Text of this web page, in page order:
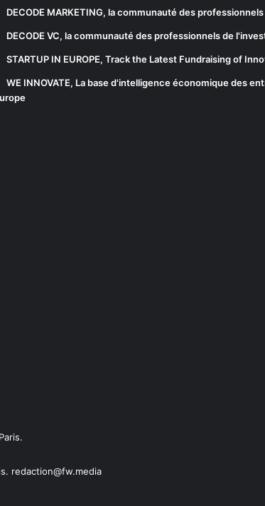
DECODE MARKETING, la communauté des
DECODE VC, la communauté des professionnels de
STARTUP IN EUROPE, Track the Latest Fundraising of
WE INNOVATE, La base d'intelligence économique des
redaction@fw.media